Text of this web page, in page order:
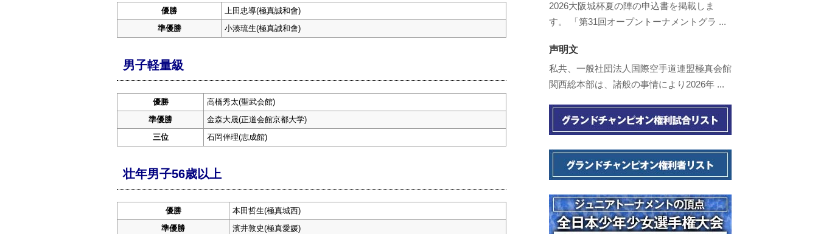
優勝
上田忠導(極真誠和會)
準優勝
小湊琉生(極真誠和會)
男子軽量級
優勝
高橋秀太(聖武会館)
準優勝
金森大晟(正道会館京都大学)
三位
石岡伴理(志成館)
壮年男子56歳以上
優勝
本田哲生(極真城西)
準優勝
濱井敦史(極真愛媛)
2026大阪城杯夏の陣の申込書を掲載しま
す。 「第31回オープントーナメントグラ ...
声明文
私共、一般社団法人国際空手道連盟極真会館
関西総本部は、諸般の事情により2026年 ...